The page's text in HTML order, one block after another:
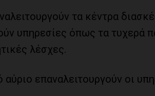
τα κέντρα
υπηρεσίες όπως τα τυχερά
λέσχες.
επαναλειτουργούν οι